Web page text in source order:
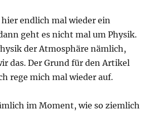
endlich mal wieder ein
geht es nicht mal um Physik.
der Atmosphäre nämlich,
das. Der Grund für den Artikel
rege mich mal wieder auf.
im Moment, wie so ziemlich